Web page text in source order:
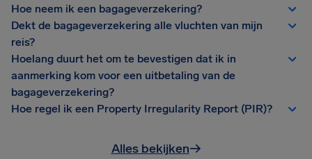
Hoe neem ik een bagageverzekering?
Dekt de bagageverzekering alle vluchten van mijn
reis?
Hoelang duurt het om te bevestigen dat ik in
aanmerking kom voor een uitbetaling van de
bagageverzekering?
Hoe regel ik een Property Irregularity Report (PIR)?
Alles bekijken→